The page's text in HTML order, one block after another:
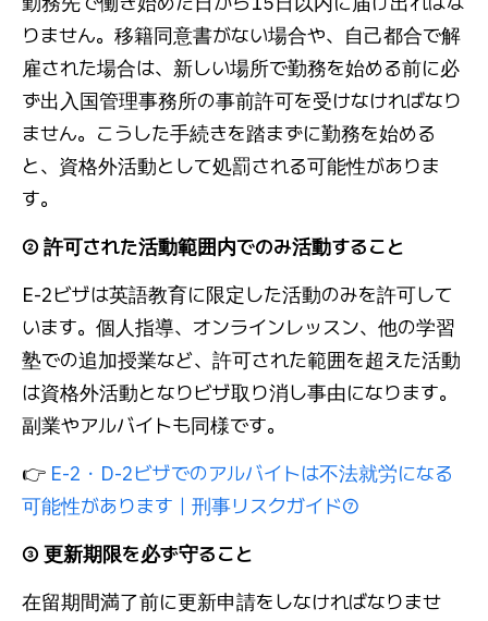
りません。移籍同意書がない場合や、自己都合で解
雇された場合は、新しい場所で勤務を始める前に必
ず出入国管理事務所の事前許可を受けなければなり
ません。こうした手続きを踏まずに勤務を始める
と、資格外活動として処罰される可能性がありま
す。
② 許可された活動範囲内でのみ活動すること
E-2ビザは英語教育に限定した活動のみを許可して
います。個人指導、オンラインレッスン、他の学習
塾での追加授業など、許可された範囲を超えた活動
は資格外活動となりビザ取り消し事由になります。
副業やアルバイトも同様です。
👉 E-2・D-2ビザでのアルバイトは不法就労になる
可能性があります｜刑事リスクガイド⑦
③ 更新期限を必ず守ること
在留期間満了前に更新申請をしなければなりませ